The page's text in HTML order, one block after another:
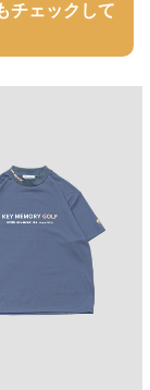
チェックして